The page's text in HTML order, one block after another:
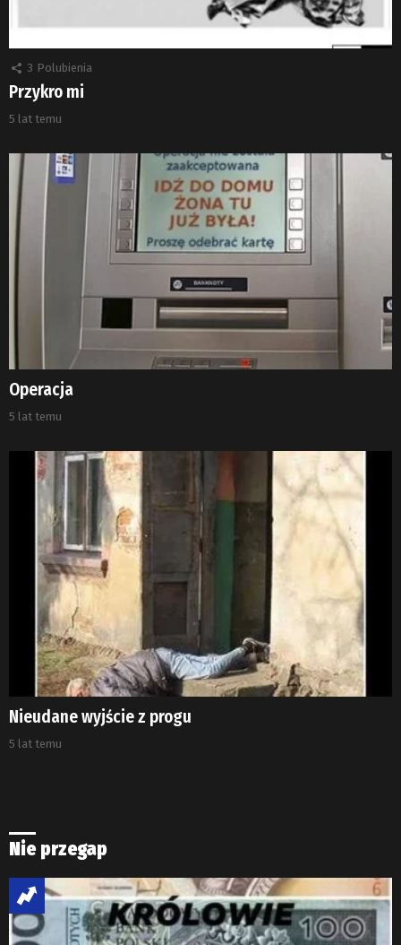
3 Polubienia
Przykro mi
5 lat temu
Operacja
5 lat temu
Nieudane wyjście z progu
5 lat temu
Nie przegap